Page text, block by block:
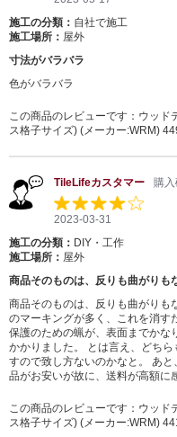
施工の分類： 自社で施工
施工場所： 屋外
寸法がバラバラ
色がバラバラ
この商品のレビューです： ウッド
ス格子サイズ) (メーカー:WRM)
TileLifeカスタマー 購
2023-03-31
施工の分類： DIY・工作
施工場所： 屋外
商品そのものは、反りも曲がり
商品そのものは、反りも曲がりも
のマーキングが多く、これを消す
保護のための蝋が、表面までかな
かかりました。 とは言え、どち
すので致し方ないのかなと。 あ
品がお安いが故に、送料が高額に
この商品のレビューです： ウッド
ス格子サイズ) (メーカー:WRM)